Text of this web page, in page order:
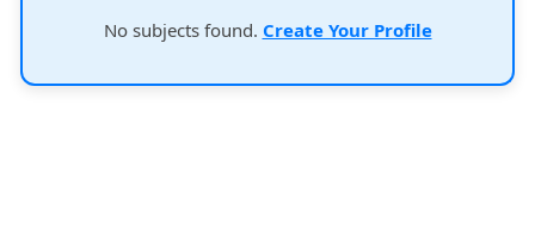
No subjects found. Create Your Profile